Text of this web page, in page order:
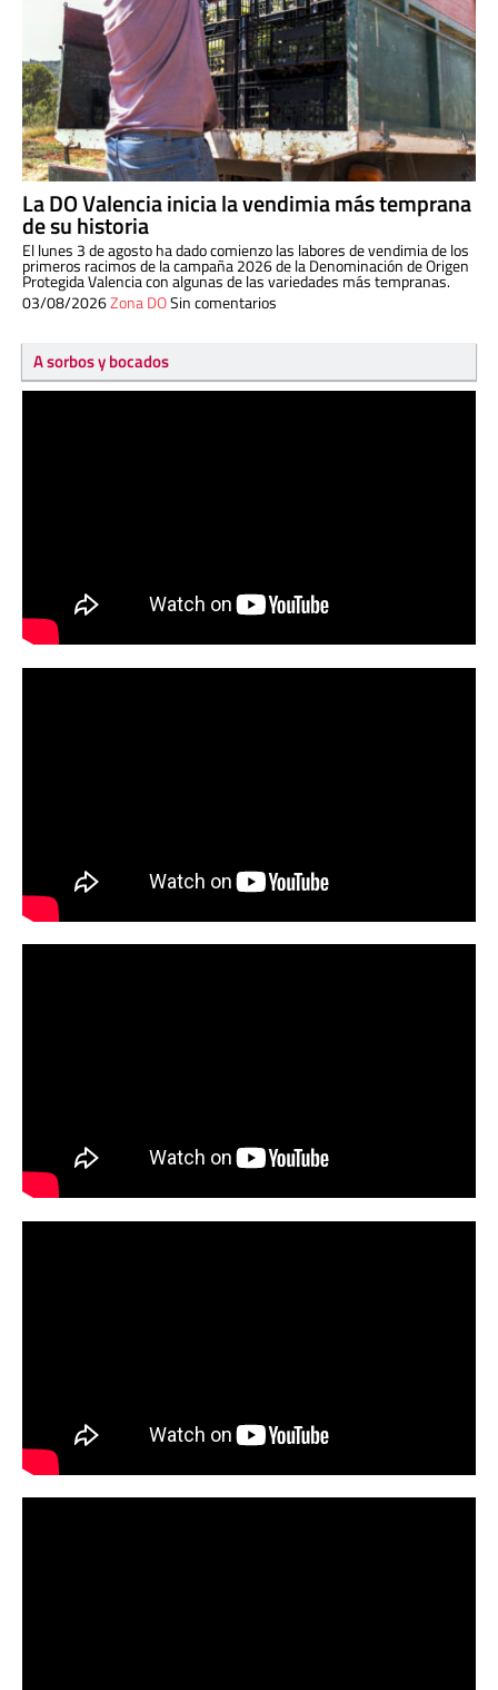
La DO Valencia inicia la vendimia más temprana
de su historia
El lunes 3 de agosto ha dado comienzo las labores de vendimia de los
primeros racimos de la campaña 2026 de la Denominación de Origen
Protegida Valencia con algunas de las variedades más tempranas.
03/08/2026Zona DOSin comentarios
A sorbos y bocados